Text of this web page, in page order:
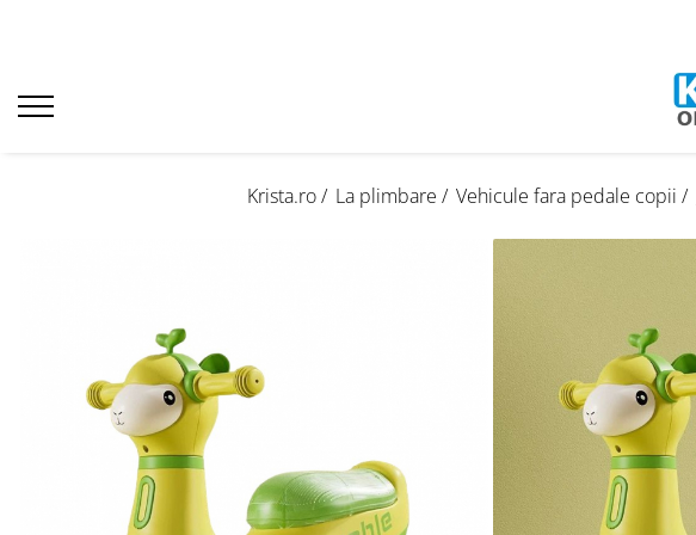
Krista.ro / La plimbare / Vehicule fara pedale copii /